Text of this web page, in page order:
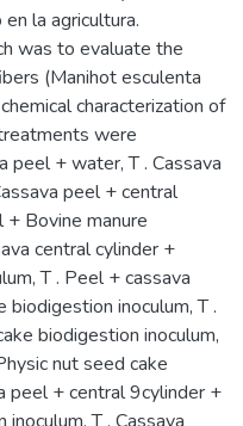
la agricultura.
was to evaluate the
(Manihot esculenta
characterization of
were
peel + water, T . Cassava
peel + central
+ Bovine manure
central cylinder +
T . Peel + cassava
inoculum, T .
biodigestion inoculum,
nut seed cake
peel + central 9cylinder +